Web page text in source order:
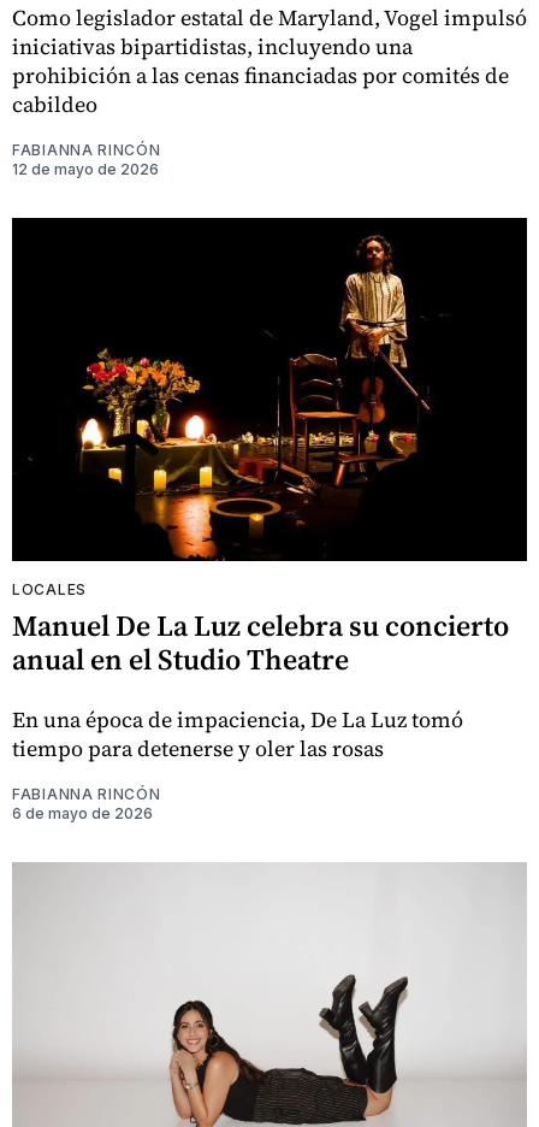
Como legislador estatal de Maryland, Vogel impulsó
iniciativas bipartidistas, incluyendo una
prohibición a las cenas financiadas por comités de
cabildeo
FABIANNA RINCÓN
12 de mayo de 2026
LOCALES
Manuel De La Luz celebra su concierto
anual en el Studio Theatre
En una época de impaciencia, De La Luz tomó
tiempo para detenerse y oler las rosas
FABIANNA RINCÓN
6 de mayo de 2026